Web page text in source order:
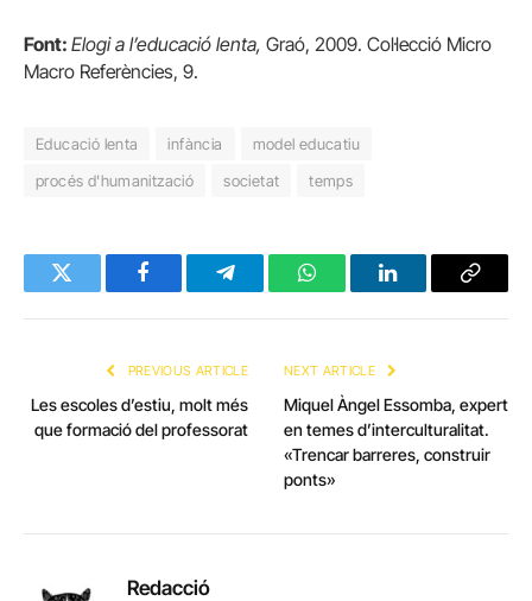
Font: Elogi a l’educació lenta, Graó, 2009. Col·lecció Micro
Macro Referències, 9.
Educació lenta infància
model educatiu
procés d'humanització
societat temps
Twitter FacebookTelegramWhatsAppLinkedInCopy
PREVIOUS ARTICLE
Les escoles d’estiu, molt més
que formació del professorat
NEXT ARTICLE
Miquel Àngel Essomba, expert
en temes d’interculturalitat.
«Trencar barreres, construir
ponts»
Redacció